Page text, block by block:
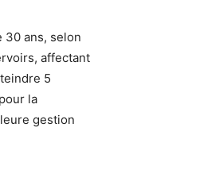
30 ans, selon
affectant
5
la
gestion